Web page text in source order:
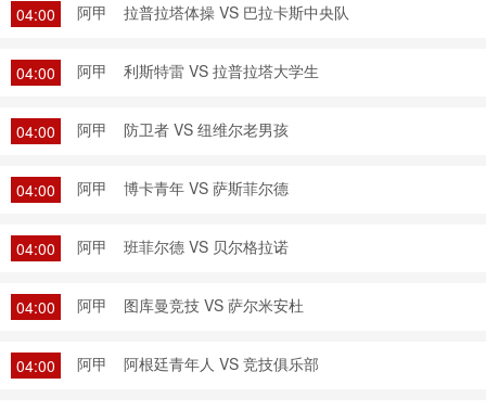
04:00 阿甲 拉普拉塔体操 VS 巴拉卡斯中央队
04:00 阿甲 利斯特雷 VS 拉普拉塔大学生
04:00 阿甲 防卫者 VS 纽维尔老男孩
04:00 阿甲 博卡青年 VS 萨斯菲尔德
04:00 阿甲 班菲尔德 VS 贝尔格拉诺
04:00 阿甲 图库曼竞技 VS 萨尔米安杜
04:00 阿甲 阿根廷青年人 VS 竞技俱乐部